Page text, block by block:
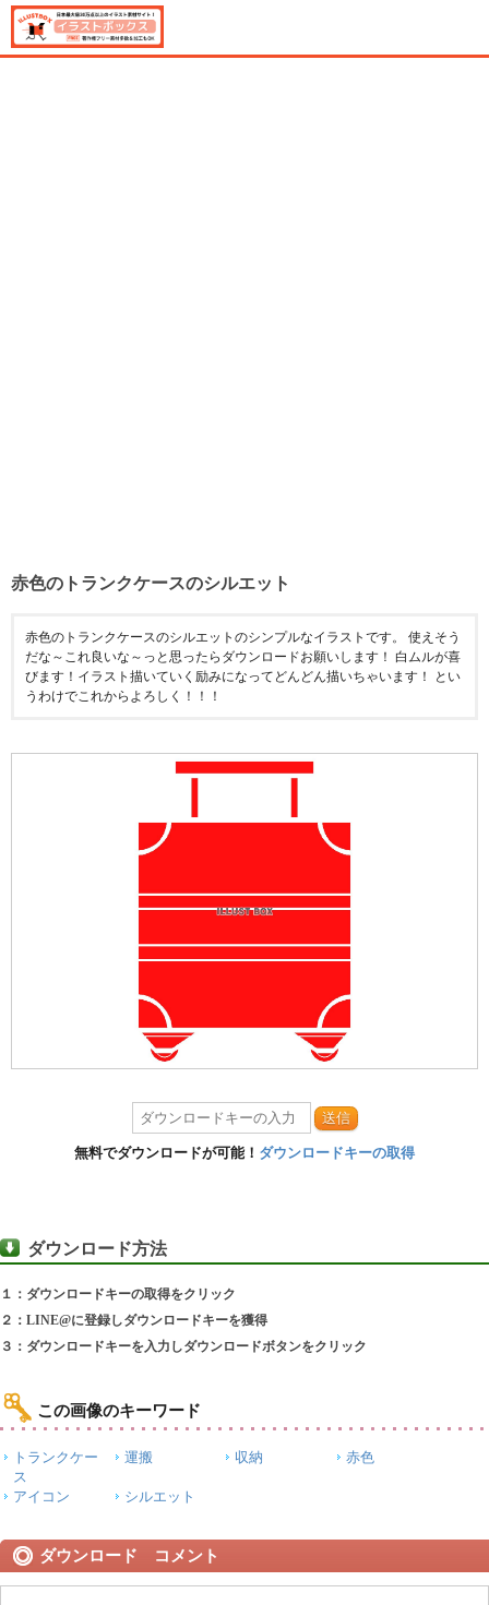
赤色のトランクケースのシルエット
赤色のトランクケースのシルエットのシンプルなイラストです。 使えそう
だな～これ良いな～っと思ったらダウンロードお願いします！ 白ムルが喜
びます！イラスト描いていく励みになってどんどん描いちゃいます！ とい
うわけでこれからよろしく！！！
送信
無料でダウンロードが可能！ ダウンロードキーの取得
ダウンロード方法
１：ダウンロードキーの取得をクリック
２：LINE@に登録しダウンロードキーを獲得
３：ダウンロードキーを入力しダウンロードボタンをクリック
この画像のキーワード
トランクケー
ス
運搬 収納 赤色
アイコン シルエット
ダウンロード コメント